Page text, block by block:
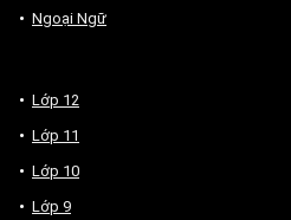
Ngoại Ngữ
Lớp 12
Lớp 11
Lớp 10
Lớp 9